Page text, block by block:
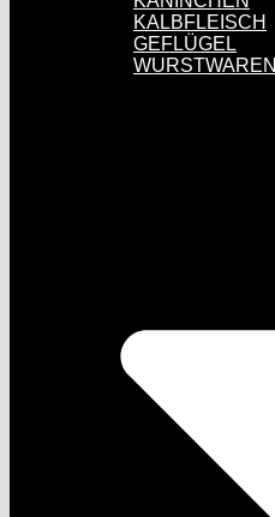
KALBFLEISCH
GEFLÜGEL
WURSTWAREN